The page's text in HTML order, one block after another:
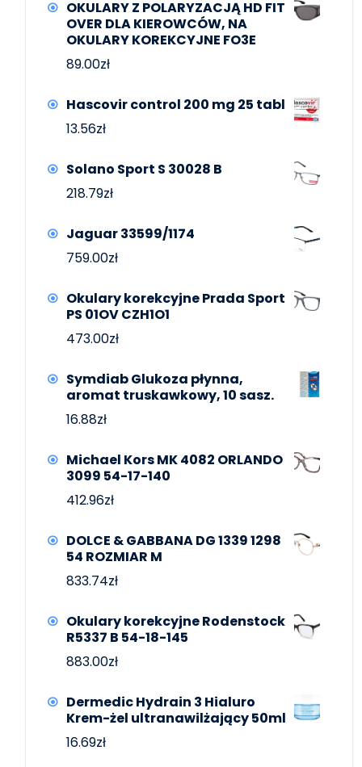
OKULARY Z POLARYZACJĄ HD FIT
OVER DLA KIEROWCÓW, NA
OKULARY KOREKCYJNE FO3E
89.00zł
Hascovir control 200 mg 25 tabl
13.56zł
Solano Sport S 30028 B
218.79zł
Jaguar 33599/1174
759.00zł
Okulary korekcyjne Prada Sport
PS 01OV CZH1O1
473.00zł
Symdiab Glukoza płynna,
aromat truskawkowy, 10 sasz.
16.88zł
Michael Kors MK 4082 ORLANDO
3099 54-17-140
412.96zł
DOLCE & GABBANA DG 1339 1298
54 ROZMIAR M
833.74zł
Okulary korekcyjne Rodenstock
R5337 B 54-18-145
883.00zł
Dermedic Hydrain 3 Hialuro
Krem-żel ultranawilżający 50ml
16.69zł